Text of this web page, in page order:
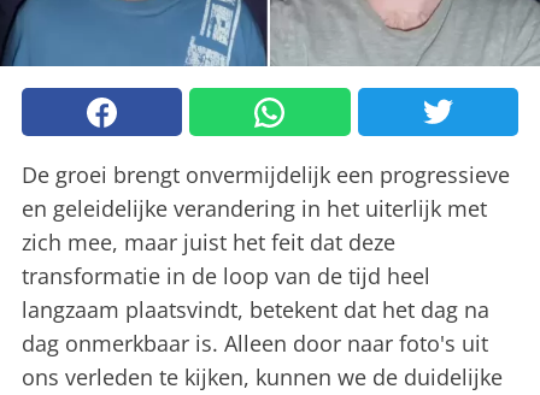
De groei brengt onvermijdelijk een progressieve
en geleidelijke verandering in het uiterlijk met
zich mee, maar juist het feit dat deze
transformatie in de loop van de tijd heel
langzaam plaatsvindt, betekent dat het dag na
dag onmerkbaar is. Alleen door naar foto's uit
ons verleden te kijken, kunnen we de duidelijke